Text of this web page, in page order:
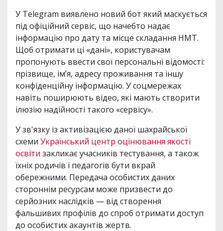
У Telegram виявлено новий бот який маскується
під офіційний сервіс, що начебто надає
інформацію про дату та місце складання НМТ.
Щоб отримати ці «дані», користувачам
пропонують ввести свої персональні відомості:
прізвище, ім’я, адресу проживання та іншу
конфіденційну інформацію. У соцмережах
навіть поширюють відео, які мають створити
ілюзію надійності такого «сервісу».
У зв'язку із активізацією даної шахрайської
схеми Український центр оцінювання якості
освіти закликає учасників тестування, а також
їхніх родичів і педагогів бути вкрай
обережними. Передача особистих даних
стороннім ресурсам може призвести до
серйозних наслідків — від створення
фальшивих профілів до спроб отримати доступ
до особистих акаунтів жертв.